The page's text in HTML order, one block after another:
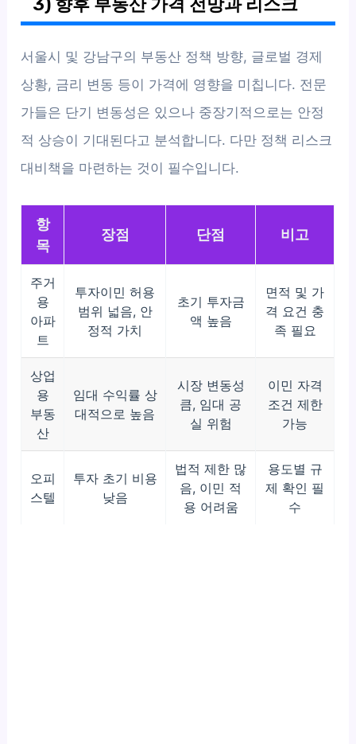
3) 향후 부동산 가격 전망과 리스크
서울시 및 강남구의 부동산 정책 방향, 글로벌 경제
상황, 금리 변동 등이 가격에 영향을 미칩니다. 전문
가들은 단기 변동성은 있으나 중장기적으로는 안정
적 상승이 기대된다고 분석합니다. 다만 정책 리스크
대비책을 마련하는 것이 필수입니다.
항
목
장점 단점 비고
주거
용
아파
트
투자이민 허용
범위 넓음, 안
정적 가치
초기 투자금
액 높음
면적 및 가
격 요건 충
족 필요
상업
용
부동
산
임대 수익률 상
대적으로 높음
시장 변동성
큼, 임대 공
실 위험
이민 자격
조건 제한
가능
오피
스텔
투자 초기 비용
낮음
법적 제한 많
음, 이민 적
용 어려움
용도별 규
제 확인 필
수